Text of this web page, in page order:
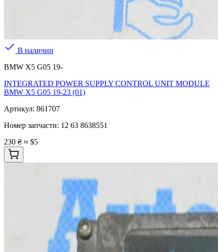
В наличии
BMW X5 G05 19-
INTEGRATED POWER SUPPLY CONTROL UNIT MODULE
BMW X5 G05 19-23 (01)
Артикул: 861707
Номер запчасти: 12 63 8638551
230 ₴ ≈ $5